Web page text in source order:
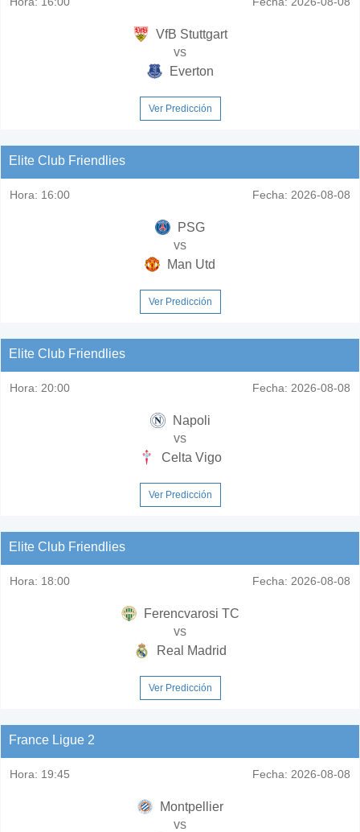
VfB Stuttgart
vs
Everton
Ver Predicción
Elite Club Friendlies
Hora: 16:00 Fecha: 2026-08-08
PSG
vs
Man Utd
Ver Predicción
Elite Club Friendlies
Hora: 20:00 Fecha: 2026-08-08
Napoli
vs
Celta Vigo
Ver Predicción
Elite Club Friendlies
Hora: 18:00 Fecha: 2026-08-08
Ferencvarosi TC
vs
Real Madrid
Ver Predicción
France Ligue 2
Hora: 19:45 Fecha: 2026-08-08
Montpellier
vs